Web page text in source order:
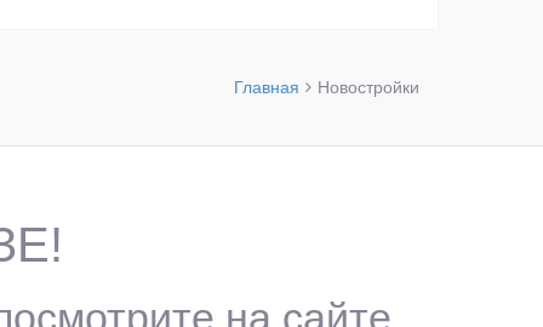
Главная Новостройки
на сайте